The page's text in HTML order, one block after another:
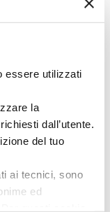
essere utilizzati
la
dall’utente.
del tuo
ai tecnici, sono
ed
поверхности: